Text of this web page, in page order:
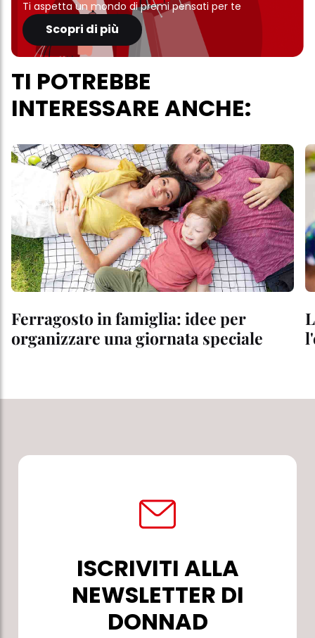
Ti aspetta un mondo di premi pensati per te
Scopri di più
TI POTREBBE
INTERESSARE ANCHE:
Ferragosto in famiglia: idee per
organizzare una giornata speciale
ISCRIVITI ALLA
NEWSLETTER DI
DONNAD